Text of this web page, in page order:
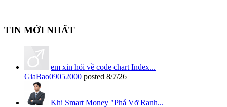
TIN MỚI NHẤT
em xin hỏi về code chart Index...
GiaBao09052000 posted 8/7/26
Khi Smart Money "Phá Vỡ Ranh...